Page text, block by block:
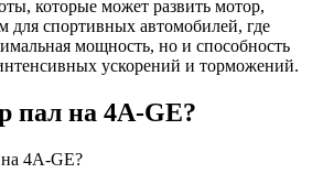
которые может развить мотор,
для спортивных автомобилей, где
мощность, но и способность
ускорений и торможений.
пал на 4A-GE?